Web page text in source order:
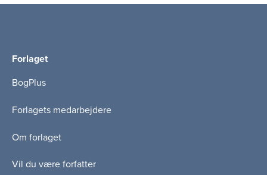
Forlaget
BogPlus
Forlagets medarbejdere
Om forlaget
Vil du være forfatter